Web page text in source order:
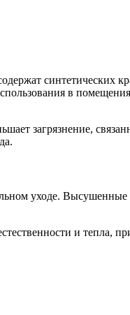
синтетических
в
загрязнение,
уходе. Высушенные
и тепла,